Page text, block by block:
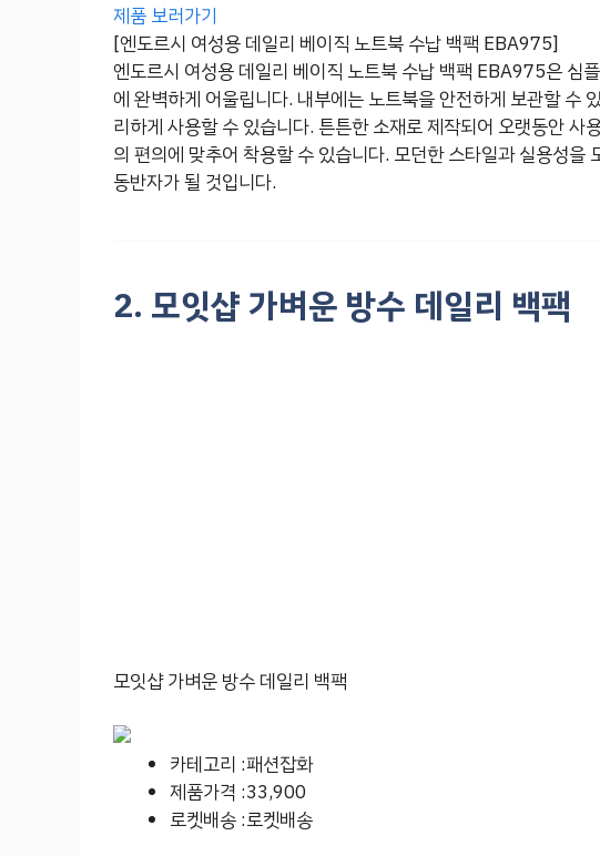
제품 보러가기
[엔도르시 여성용 데일리 베이직 노트북 수납 백팩 EBA975]
엔도르시 여성용 데일리 베이직 노트북 수납 백팩 EBA975은 심
에 완벽하게 어울립니다. 내부에는 노트북을 안전하게 보관할 수
리하게 사용할 수 있습니다. 튼튼한 소재로 제작되어 오랫동안 사
의 편의에 맞추어 착용할 수 있습니다. 모던한 스타일과 실용성을
동반자가 될 것입니다.
2. 모잇샵 가벼운 방수 데일리 백팩
모잇샵 가벼운 방수 데일리 백팩
카테고리 :패션잡화
제품가격 :33,900
로켓배송 :로켓배송